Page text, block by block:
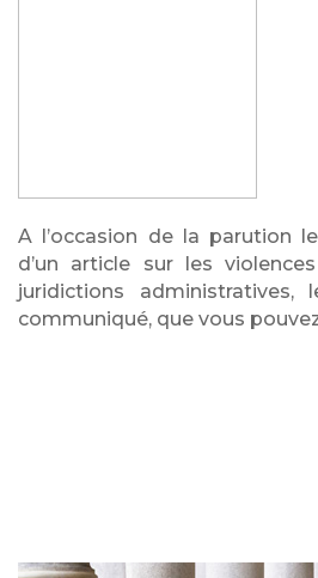
A l’occasion de la parution
d’un article sur les
juridictions
communiqué, que vous